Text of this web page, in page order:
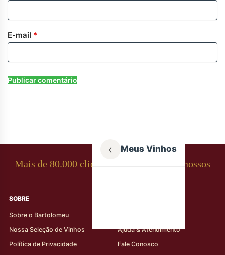
E-mail *
‹ Meus Vinhos
Mais de 80.000 clientes apaixonados por nossos
SOBRE
Sobre o Bartolomeu
Nossa Seleção de Vinhos
Política de Privacidade
Ajuda & Atendimento
Fale Conosco